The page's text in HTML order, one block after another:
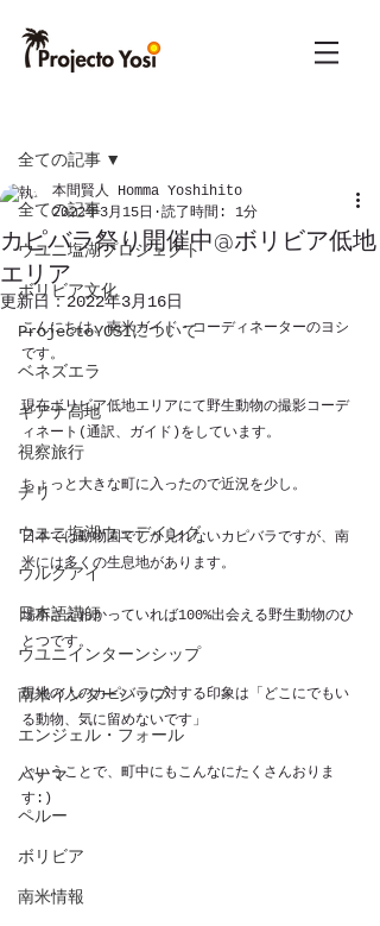
全ての記事
ウユニ塩湖プロジェクト
ボリビア文化
ProjectoYOSIについて
ベネズエラ
ギアナ高地
視察旅行
チリ
ウユニ塩湖ウェデイング
ウルグアイ
日本語講師
ウユニインターンシップ
南米インターシップ
エンジェル・フォール
パナマ
ペルー
ボリビア
南米情報
全ての記事
カピバラ祭り開催中@ボリビア低地
エリア
本間賢人 Homma Yoshihito
2022年3月15日
読了時間: 1分
更新日：2022年3月16日
こんにちは、南米ガイド・コーディネーターのヨシ
です。
現在ボリビア低地エリアにて野生動物の撮影コーデ
ィネート(通訳、ガイド)をしています。
ちょっと大きな町に入ったので近況を少し。
日本では動物園でしか見れないカピバラですが、南
米には多くの生息地があります。
場所さえわかっていれば100%出会える野生動物のひ
とつです。
現地の人のカピバラに対する印象は「どこにでもい
る動物、気に留めないです」
ということで、町中にもこんなにたくさんおりま
す:)